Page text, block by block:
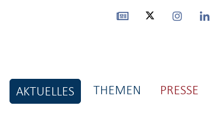
AKTUELLES THEMEN PRESSE